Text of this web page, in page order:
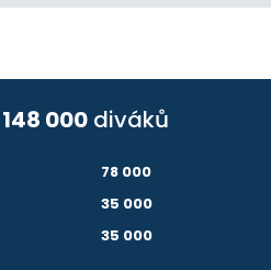
148 000 diváků
78 000
35 000
35 000